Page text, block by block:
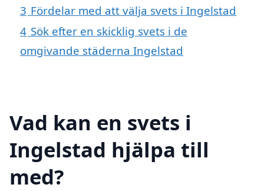
3 Fördelar med att välja svets i Ingelstad
4 Sök efter en skicklig svets i de
omgivande städerna Ingelstad
Vad kan en svets i
Ingelstad hjälpa till
med?